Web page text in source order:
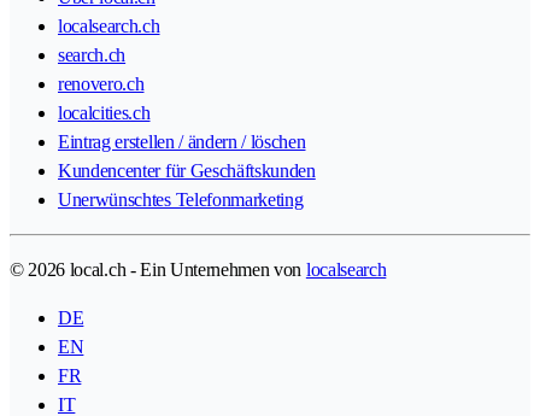
localsearch.ch
search.ch
renovero.ch
localcities.ch
Eintrag erstellen / ändern / löschen
Kundencenter für Geschäftskunden
Unerwünschtes Telefonmarketing
© 2026 local.ch - Ein Unternehmen von localsearch
DE
EN
FR
IT